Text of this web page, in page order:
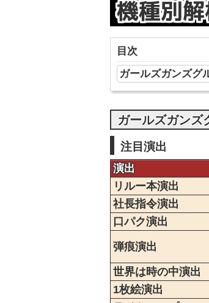
目次
ガールズガンズ
ガールズガン
注目演出
演出
リルー本演出
社長指令演出
口パク演出
弾痕演出
世界は時の中演出
1枚絵演出